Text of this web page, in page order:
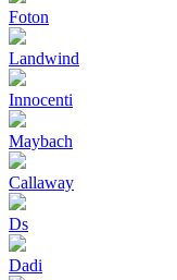
Foton
Landwind
Innocenti
Maybach
Callaway
Ds
Dadi